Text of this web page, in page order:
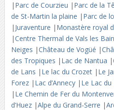
| Parc de Courzieu | Parc de la
de St-Martin la plaine | Parc de
| Juraventure | Monastère royal
|Centre Thermal de Vals les
Neiges |Château de Vogüé |
des Tropiques | Lac de Nantua |
de Lans | Le lac du Crozet | Le
Forez | Lac d’Annecy | Le Lac
| Le Chemin de Fer du
d’Huez |Alpe du Grand-Serre |